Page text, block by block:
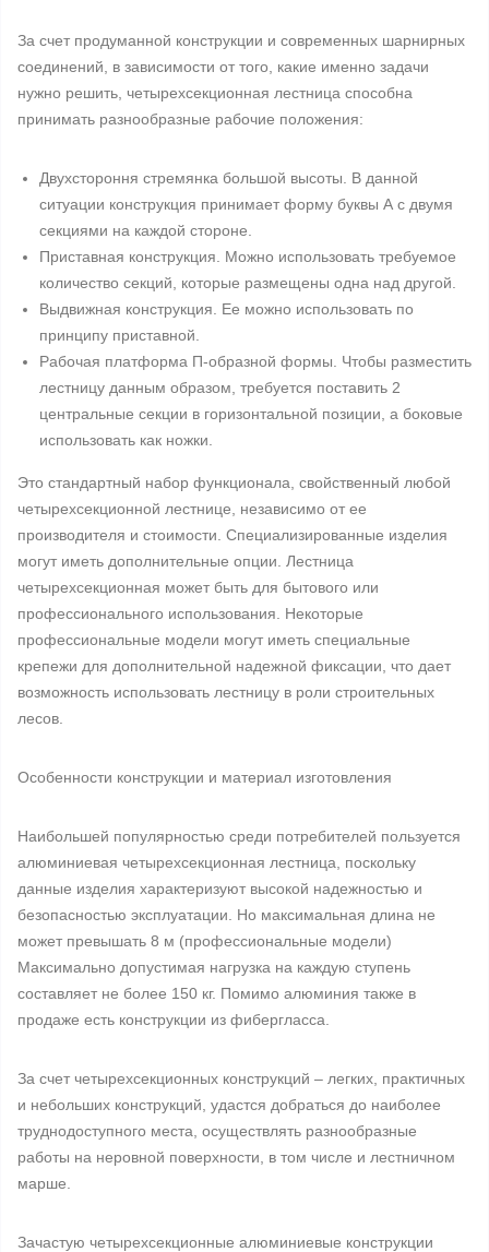
За счет продуманной конструкции и современных шарнирных
соединений, в зависимости от того, какие именно задачи
нужно решить, четырехсекционная лестница способна
принимать разнообразные рабочие положения:
Двухстороння стремянка большой высоты. В данной
ситуации конструкция принимает форму буквы А с двумя
секциями на каждой стороне.
Приставная конструкция. Можно использовать требуемое
количество секций, которые размещены одна над другой.
Выдвижная конструкция. Ее можно использовать по
принципу приставной.
Рабочая платформа П-образной формы. Чтобы разместить
лестницу данным образом, требуется поставить 2
центральные секции в горизонтальной позиции, а боковые
использовать как ножки.
Это стандартный набор функционала, свойственный любой
четырехсекционной лестнице, независимо от ее
производителя и стоимости. Специализированные изделия
могут иметь дополнительные опции. Лестница
четырехсекционная может быть для бытового или
профессионального использования. Некоторые
профессиональные модели могут иметь специальные
крепежи для дополнительной надежной фиксации, что дает
возможность использовать лестницу в роли строительных
лесов.
Особенности конструкции и материал изготовления
Наибольшей популярностью среди потребителей пользуется
алюминиевая четырехсекционная лестница, поскольку
данные изделия характеризуют высокой надежностью и
безопасностью эксплуатации. Но максимальная длина не
может превышать 8 м (профессиональные модели)
Максимально допустимая нагрузка на каждую ступень
составляет не более 150 кг. Помимо алюминия также в
продаже есть конструкции из фибергласса.
За счет четырехсекционных конструкций – легких, практичных
и небольших конструкций, удастся добраться до наиболее
труднодоступного места, осуществлять разнообразные
работы на неровной поверхности, в том числе и лестничном
марше.
Зачастую четырехсекционные алюминиевые конструкции